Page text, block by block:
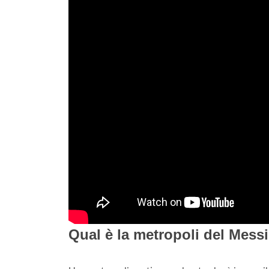
Qual è la metropoli del